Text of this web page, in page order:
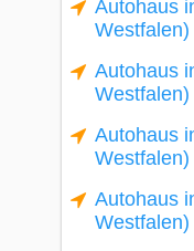
Autohaus
Westfalen)
Autohaus
Westfalen)
Autohaus
Westfalen)
Autohaus
Westfalen)